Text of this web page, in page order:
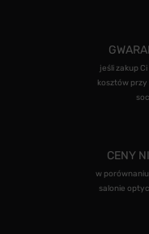
jeśli zakup
kosztów przy
CENY
w
salonie